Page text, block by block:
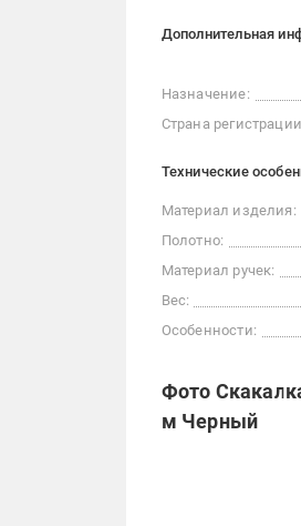
Дополнительная
Назначение:
Страна
Технические
Материал изделия:
Полотно:
Материал ручек:
Вес:
Особенности:
Фото
м Черный